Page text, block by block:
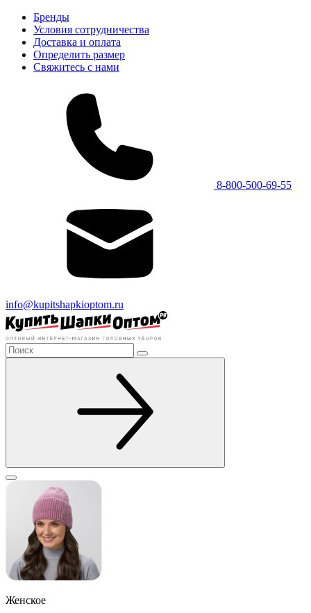
Бренды
Условия сотрудничества
Доставка и оплата
Определить размер
Свяжитесь с нами
8-800-500-69-55
info@kupitshapkioptom.ru
Женское